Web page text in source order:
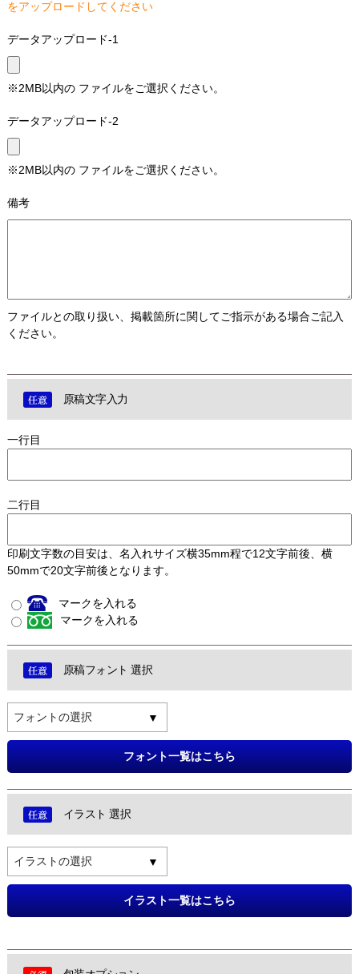
をアップロードしてください
データアップロード-1
※2MB以内の ファイルをご選択ください。
データアップロード-2
※2MB以内の ファイルをご選択ください。
備考
ファイルとの取り扱い、掲載箇所に関してご指示がある場合ご記入
ください。
原稿文字入力
一行目
二行目
印刷文字数の目安は、名入れサイズ横35mm程で12文字前後、横
50mmで20文字前後となります。
マークを入れる
マークを入れる
原稿フォント 選択
フォントの選択
フォント一覧はこちら
イラスト 選択
イラストの選択
イラスト一覧はこちら